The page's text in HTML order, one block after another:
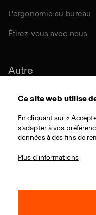
L'ergonomie au bureau
Étirez-vous avec nous
Autre
Matériaux
Ce site web utilise
En cliquant sur «
s’adapter à vos
données à des fins de
Plus d'informations